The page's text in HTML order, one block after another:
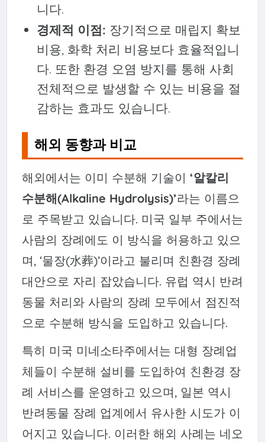
니다.
경제적 이점: 장기적으로 매립지 확보
비용, 화학 처리 비용보다 효율적입니
다. 또한 환경 오염 방지를 통해 사회
전체적으로 발생할 수 있는 비용을 절
감하는 효과도 있습니다.
해외 동향과 비교
해외에서는 이미 수분해 기술이 ‘알칼리
수분해(Alkaline Hydrolysis)’라는 이름으
로 주목받고 있습니다. 미국 일부 주에서는
사람의 장례에도 이 방식을 허용하고 있으
며, ‘물장(水葬)’이라고 불리며 친환경 장례
대안으로 자리 잡았습니다. 유럽 역시 반려
동물 처리와 사람의 장례 모두에서 점진적
으로 수분해 방식을 도입하고 있습니다.
특히 미국 미네소타주에서는 대형 장례업
체들이 수분해 설비를 도입하여 친환경 장
례 서비스를 운영하고 있으며, 일본 역시
반려동물 장례 업계에서 유사한 시도가 이
어지고 있습니다. 이러한 해외 사례는 네오